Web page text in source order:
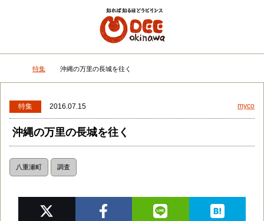
DEEokinawaトップ
特集 沖縄の万里の長城を往く
特集 2016.07.15 myco
沖縄の万里の長城を往く
八重瀬町 調査